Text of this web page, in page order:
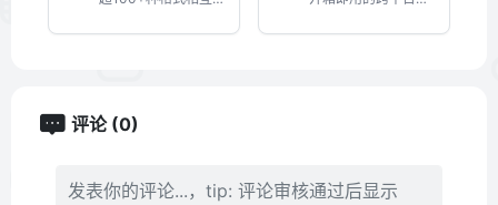
评论 (0)